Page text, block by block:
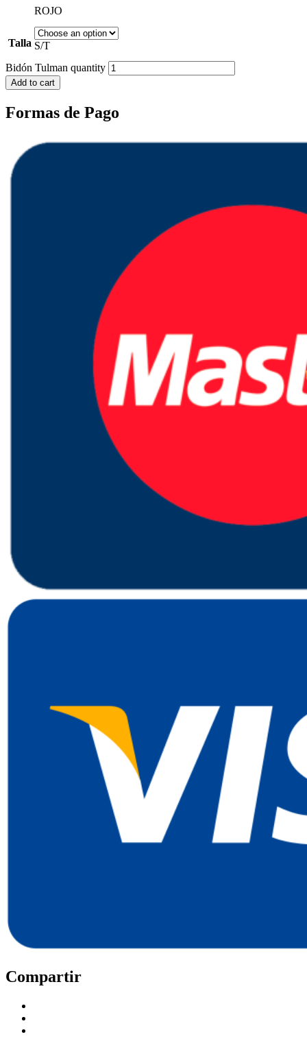
ROJO
Talla S/T
Bidón Tulman quantity
Add to cart
Formas de Pago
Compartir